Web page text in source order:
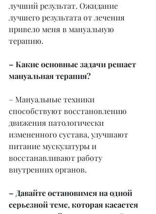
лучший результат. Ожидание
лучшего результата от лечения
привело меня в мануальную
терапию.
– Какие основные задачи решает
мануальная терапия?
– Мануальные техники
способствуют восстановлению
движения патологически
измененного сустава, улучшают
питание мускулатуры и
восстанавливают работу
внутренних органов.
– Давайте остановимся на одной
серьезной теме, которая касается